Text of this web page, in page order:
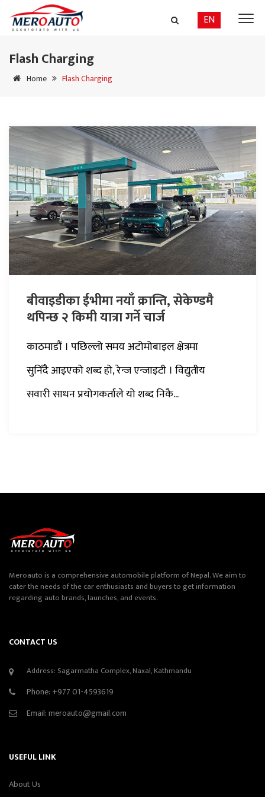
EN
Flash Charging
Home Flash Charging
बीवाइडीका ईभीमा नयाँ क्रान्ति, सेकेण्डमै
थपिन्छ २ किमी यात्रा गर्ने चार्ज
काठमाडौं । पछिल्लो समय अटोमोबाइल क्षेत्रमा
सुनिँदै आइएको शब्द हो, रेन्ज एन्जाइटी । विद्युतीय
सवारी साधन प्रयोगकर्ताले यो शब्द निकै...
Meroauto is a comprehensive automobile platform of Nepal. We aim to
cater the needs of the car enthusiasts and buyers to get information
regarding auto brands, launches, and events.
CONTACT US
Address: Sagarmatha Complex, Naxal, Kathmandu
Phone: +977 01-4593619
Email:meroauto@gmail.com
USEFUL LINK
About Us